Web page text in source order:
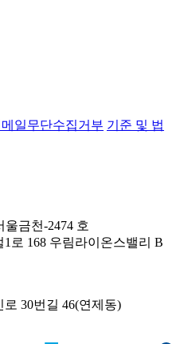
일무단수집거부 기준 및 법
울금천-2474 호
로 168 우림라이온스밸리 B
30번길 46(연제동)